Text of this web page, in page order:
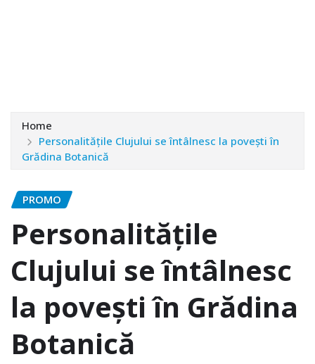
Home
Personalităţile Clujului se întâlnesc la poveşti în
Grădina Botanică
PROMO
Personalităţile
Clujului se întâlnesc
la poveşti în Grădina
Botanică